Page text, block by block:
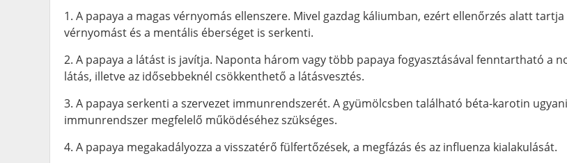
1. A papaya a magas vérnyomás ellenszere. Mivel gazdag káliumban, ezért ellenőrzés alatt tartja
vérnyomást és a mentális éberséget is serkenti.
2. A papaya a látást is javítja. Naponta három vagy több papaya fogyasztásával fenntartható a
látás, illetve az idősebbeknél csökkenthető a látásvesztés.
3. A papaya serkenti a szervezet immunrendszerét. A gyümölcsben található béta-karotin
immunrendszer megfelelő működéséhez szükséges.
4. A papaya megakadályozza a visszatérő fülfertőzések, a megfázás és az influenza kialakulását.